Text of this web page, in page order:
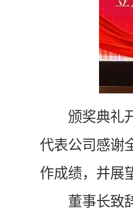
颁奖典礼开
代表公司感谢
作成绩，并展
董事长致